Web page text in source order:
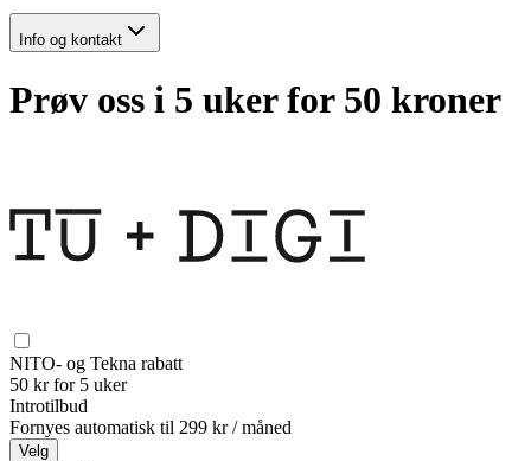
Info og kontakt
Prøv oss i 5 uker for 50 kroner
NITO- og Tekna rabatt
50 kr for 5 uker
Introtilbud
Fornyes automatisk til 299 kr / måned
Velg